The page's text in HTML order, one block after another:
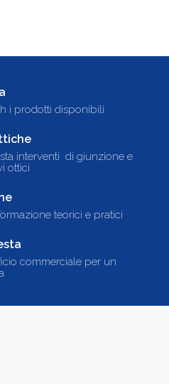
i prodotti disponibili
interventi di giunzione e
ottici
teorici e pratici
commerciale per un